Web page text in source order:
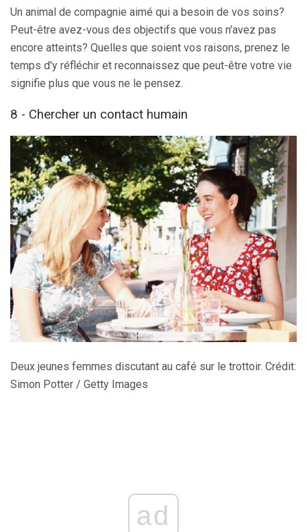
Un animal de compagnie aimé qui a besoin de vos soins?
Peut-être avez-vous des objectifs que vous n'avez pas
encore atteints? Quelles que soient vos raisons, prenez le
temps d'y réfléchir et reconnaissez que peut-être votre vie
signifie plus que vous ne le pensez.
8 - Chercher un contact humain
Deux jeunes femmes discutant au café sur le trottoir. Crédit:
Simon Potter / Getty Images
ad